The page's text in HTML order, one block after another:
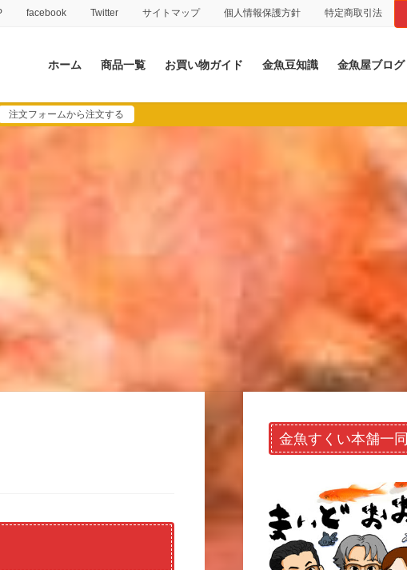
facebook Twitter サイトマップ 個人情報保護方針 特定商取引法
ホーム 商品一覧 お買い物ガイド 金魚豆知識 金魚屋ブログ
注文フォームから注文する
金魚すくい本舗一同